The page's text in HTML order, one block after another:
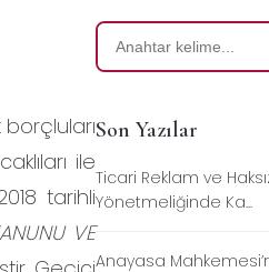
ile
tarihli
VE
Son Yazılar
Ticari Reklam ve
Yönetmeliğinde Ka...
Anayasa